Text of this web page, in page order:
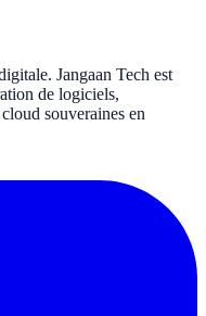
Jangaan Tech est
de logiciels,
souveraines en